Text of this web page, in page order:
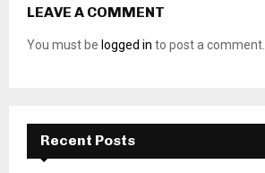
LEAVE A COMMENT
You must be logged in to post a comment.
Recent Posts